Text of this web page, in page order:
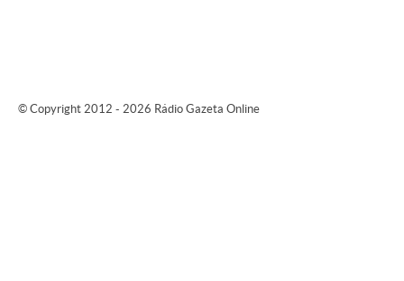
© Copyright 2012 - 2026 Rádio Gazeta Online